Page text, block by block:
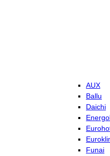
AUX
Ballu
Daichi
Funai